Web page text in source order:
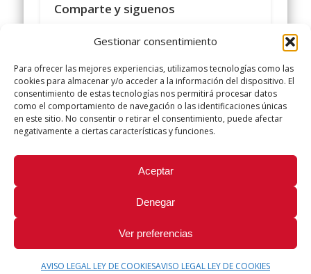
Gestionar consentimiento
Para ofrecer las mejores experiencias, utilizamos tecnologías como las
cookies para almacenar y/o acceder a la información del dispositivo. El
consentimiento de estas tecnologías nos permitirá procesar datos
como el comportamiento de navegación o las identificaciones únicas
en este sitio. No consentir o retirar el consentimiento, puede afectar
negativamente a ciertas características y funciones.
Aceptar
Denegar
Ver preferencias
AVISO LEGAL LEY DE COOKIESAVISO LEGAL LEY DE COOKIES
Comparte y siguenos
https://www.facebook.com/
#sindicatopolicialocalugt#UGT
+SINDICATO POLICIA LOCAL UGT
twitter.com/UGTPoliciaLocal
http://www.policialocalugt.es
Did you like this article? Share it with your friends!
© 2026 Sindicato Policía Local UGT